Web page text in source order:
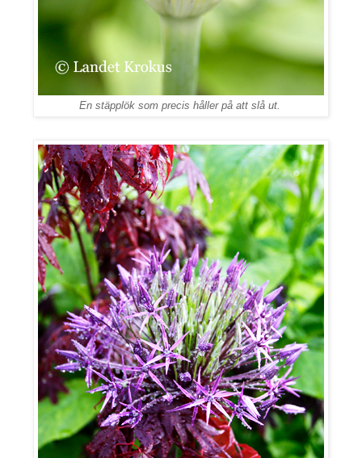
En stäpplök som precis håller på att slå ut.